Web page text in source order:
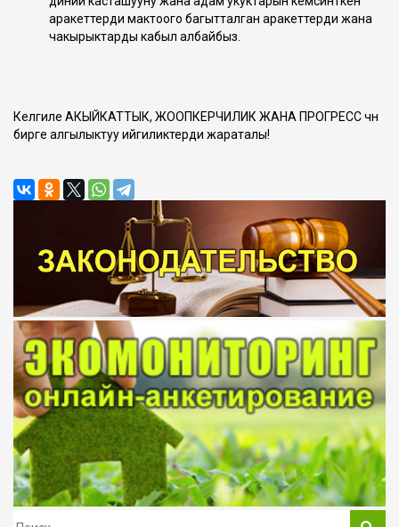
аракеттерди мактоого багытталган аракеттерди жана
чакырыктарды кабыл албайбыз.
Келгиле АКЫЙКАТТЫК, ЖООПКЕРЧИЛИК ЖАНА ПРОГРЕСС үчүн
бирге алгылыктуу ийгиликтерди жараталы!